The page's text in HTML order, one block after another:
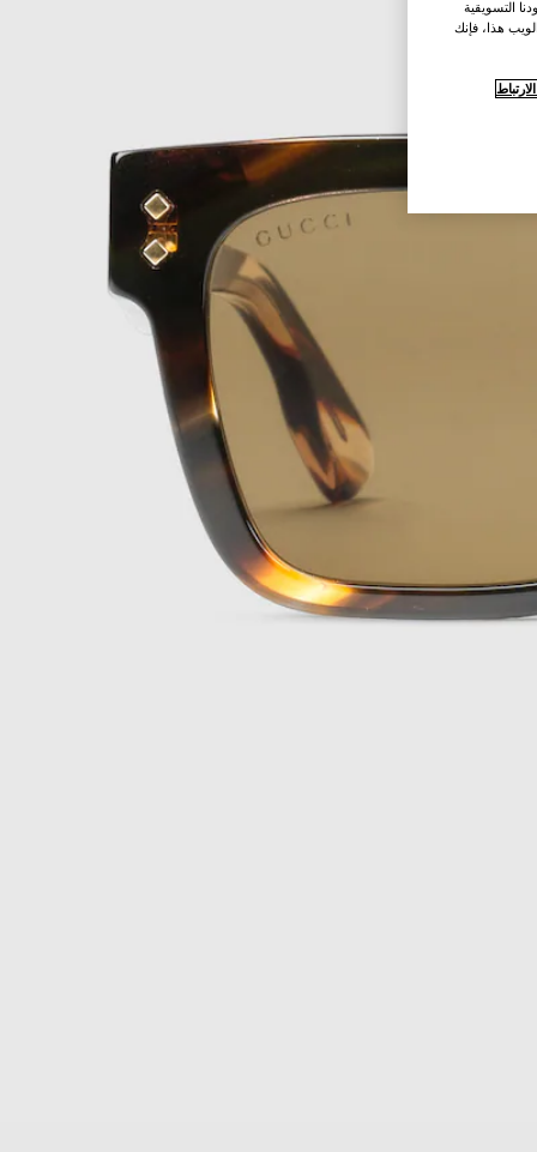
التسويقية
هذا، فإنك